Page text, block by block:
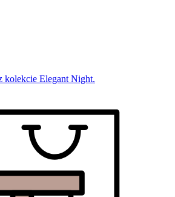
kolekcie Elegant Night.